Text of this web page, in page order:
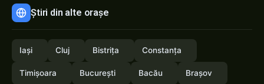
Știri din alte orașe
Iași Cluj Bistrița Constanța
Timișoara București Bacău Brașov